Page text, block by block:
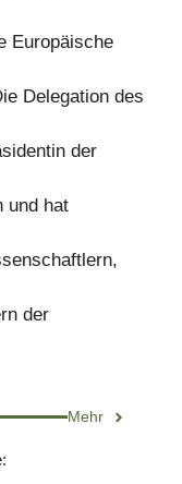
Europäische
Delegation des
der
und hat
der
Mehr